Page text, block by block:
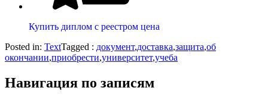
Купить диплом с реестром цена
Posted in: TextTagged : документ,доставка,защита,об
окончании,приобрести,университет,учеба
Навигация по записям